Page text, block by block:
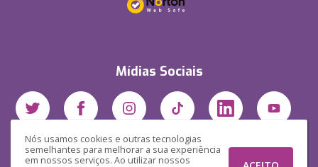
Nós usamos cookies e outras tecnologias
semelhantes para melhorar a sua experiência
em nossos serviços. Ao utilizar nossos
Mídias Sociais